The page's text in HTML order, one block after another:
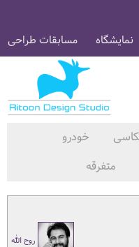
نمایشگاه مسابقات طراحی
خودرو
متفرقه
روح الله